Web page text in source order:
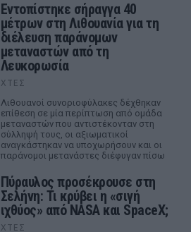
Εντοπίστηκε σήραγγα 40
μέτρων στη Λιθουανία για τη
διέλευση παράνομων
μεταναστών από τη
Λευκορωσία
ΧΤΕΣ
Λιθουανοί συνοριοφύλακες δέχθηκαν
επίθεση σε μία περίπτωση από ομάδα
μεταναστών που αντιστέκονταν στη
σύλληψή τους, οι αξιωματικοί
αναγκάστηκαν να υποχωρήσουν και οι
παράνομοι μετανάστες διέφυγαν πίσω
Πύραυλος προσέκρουσε στη
Σελήνη: Τι κρύβει η «σιγή
ιχθύος» από NASA και SpaceX;
ΧΤΕΣ